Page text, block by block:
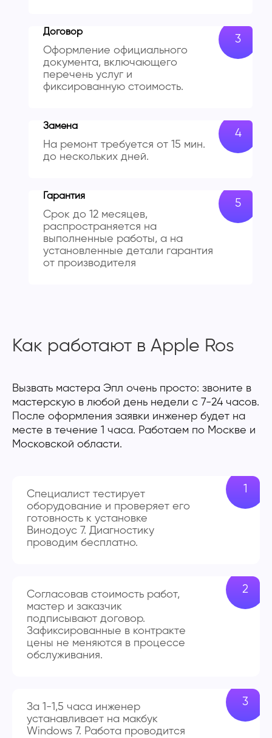
Договор
Оформление официального
документа, включающего
перечень услуг и
фиксированную стоимость.
Замена
На ремонт требуется от 15 мин.
до нескольких дней.
Гарантия
Срок до 12 месяцев,
распространяется на
выполненные работы, а на
установленные детали гарантия
от производителя
Как работают в Apple Ros
Вызвать мастера Эпл очень просто: звоните в
мастерскую в любой день недели с 7-24 часов.
После оформления заявки инженер будет на
месте в течение 1 часа. Работаем по Москве и
Московской области.
Специалист тестирует
оборудование и проверяет его
готовность к установке
Винодоус 7. Диагностику
проводим бесплатно.
Согласовав стоимость работ,
мастер и заказчик
подписывают договор.
Зафиксированные в контракте
цены не меняются в процессе
обслуживания.
За 1-1,5 часа инженер
устанавливает на макбук
Windows 7. Работа проводится